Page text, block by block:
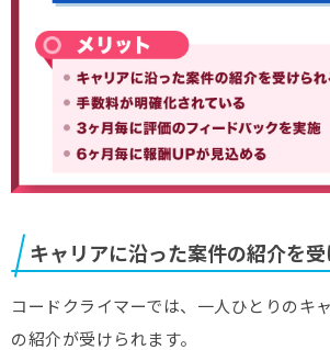
キャリアに沿った案件の紹介を
コードクライマーでは、一人ひとりのキ
の紹介が受けられます。